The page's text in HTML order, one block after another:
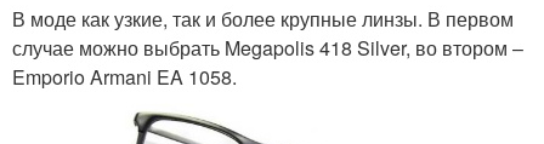
В моде как узкие, так и более крупные линзы. В первом
случае можно выбрать Megapolis 418 Silver, во втором –
Emporio Armani EA 1058.